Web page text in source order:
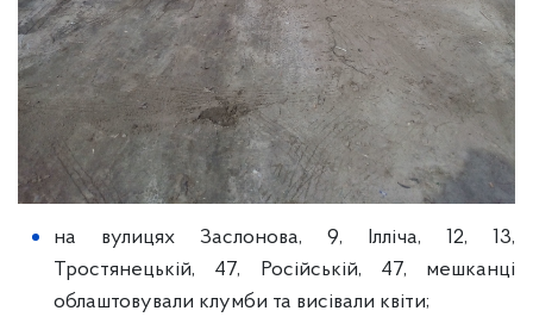
на вулицях Заслонова, 9, Ілліча, 12, 13,
Тростянецькій, 47, Російській, 47, мешканці
облаштовували клумби та висівали квіти;